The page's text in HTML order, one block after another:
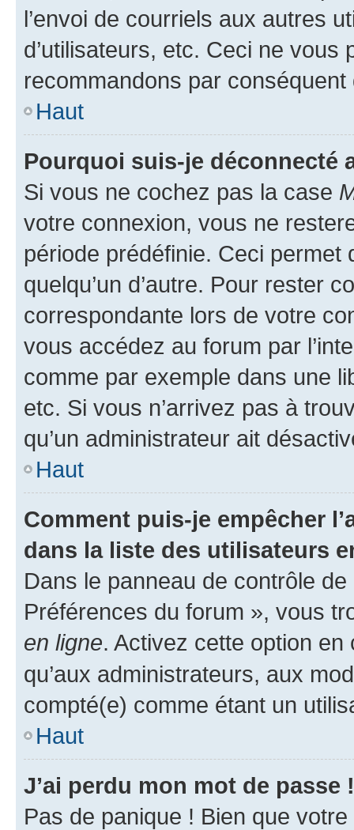
l’envoi de courriels aux autres
d’utilisateurs, etc. Ceci ne vous
recommandons par conséquent
Haut
Pourquoi suis-je déconnecté
Si vous ne cochez pas la case
votre connexion, vous ne
période prédéfinie. Ceci permet
quelqu’un d’autre. Pour rester
correspondante lors de votre
vous accédez au forum par
comme par exemple dans une
etc. Si vous n’arrivez pas à
qu’un administrateur ait
Haut
Comment puis-je empêcher
dans la liste des utilisateurs
Dans le panneau de contrôle
Préférences du forum », vous
en ligne. Activez cette option
qu’aux administrateurs, aux
compté(e) comme étant un
Haut
J’ai perdu mon mot de passe !
Pas de panique ! Bien que